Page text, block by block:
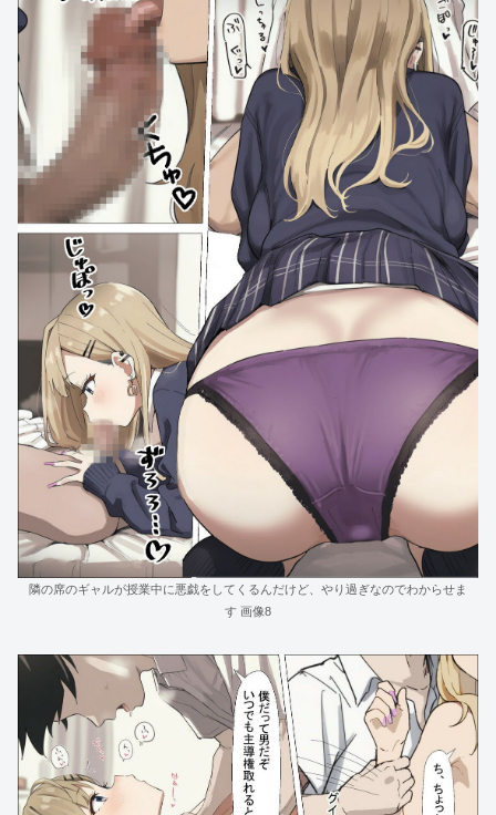
隣の席のギャルが授業中に悪戯をしてくるんだけど、やり過ぎなのでわからせま
す 画像8